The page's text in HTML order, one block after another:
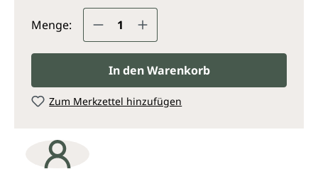
Menge: Produkt Anzahl: Gib den
In den Warenkorb
Zum Merkzettel hinzufügen